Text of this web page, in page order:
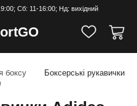
Cб: 11-16:00; Нд: вихідний
GO
боксу
Боксерські рукавички